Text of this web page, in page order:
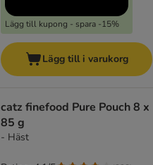
Lägg till kupong - spara -15%
Lägg till i varukorg
catz finefood Pure Pouch 8 x
85 g
- Häst